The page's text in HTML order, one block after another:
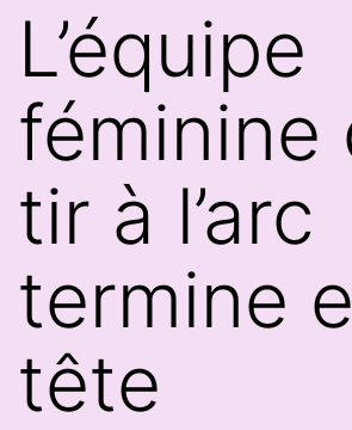
L’équipe
féminine
tir à l’arc
termine
tête